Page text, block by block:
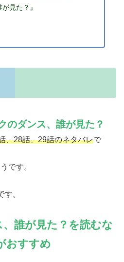
見た？』
のダンス、誰が見た？
、28話、29話のネタバレで
です。
。
誰が見た？を読むな
おすすめ